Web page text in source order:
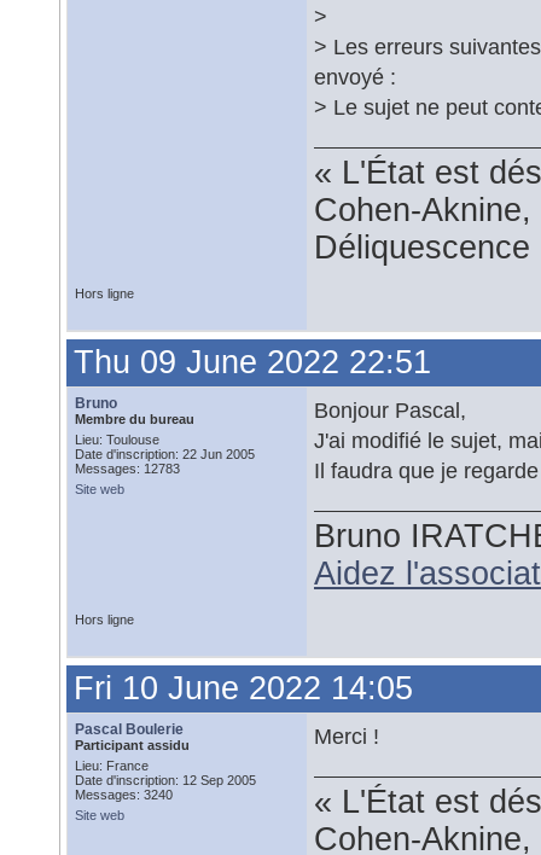
>
> Les erreurs
envoyé :
> Le sujet ne peut
« L'État est
Cohen-
Hors ligne
Thu 09 June 2022 22:51
Bruno
Membre du bureau
Lieu: Toulouse
Date d'inscription: 22 Jun 2005
Messages: 12783
Site web
Bonjour Pascal,
J'ai modifié le sujet,
Il faudra que je
Bruno
Aidez
Hors ligne
Fri 10 June 2022 14:05
Pascal Boulerie
Participant assidu
Lieu: France
Date d'inscription: 12 Sep 2005
Messages: 3240
Site web
Merci !
« L'État est
Cohen-